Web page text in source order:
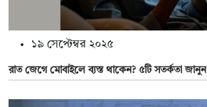
১৯ সেপ্টেম্বর ২০২৫
রাত জেগে মোবাইলে ব্যস্ত থাকেন? ৫টি সতর্কতা জানুন